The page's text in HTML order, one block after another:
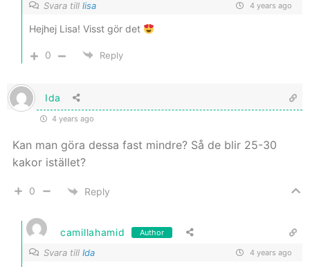
Svara till lisa 4 years ago
Hejhej Lisa! Visst gör det
0 Reply
Ida
4 years ago
Kan man göra dessa fast mindre? Så de blir 25-30
kakor istället?
0 Reply
camillahamid Author
Svara till Ida 4 years ago